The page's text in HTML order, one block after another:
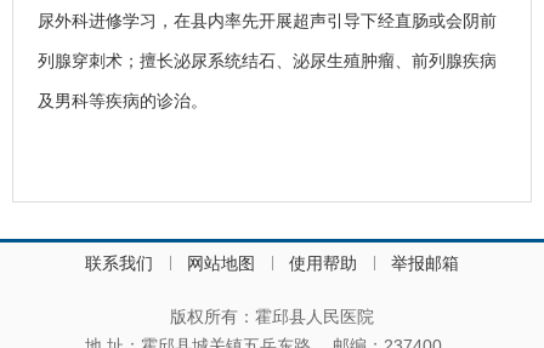
尿外科进修学习，在县内率先开展超声引导下经直肠或会阴前
列腺穿刺术；擅长泌尿系统结石、泌尿生殖肿瘤、前列腺疾病
及男科等疾病的诊治。
联系我们 网站地图 使用帮助 举报邮箱
版权所有：霍邱县人民医院